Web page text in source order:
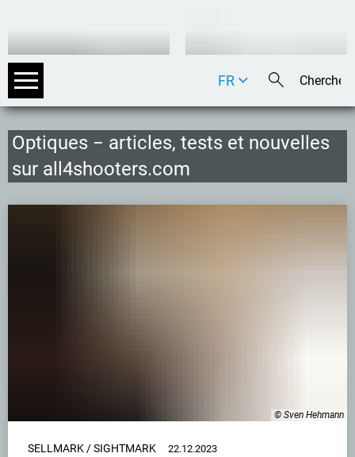
DE
FR
IT
Optiques − articles, tests et nouvelles
sur all4shooters.com
© Sven Hehmann
SELLMARK / SIGHTMARK 22.12.2023